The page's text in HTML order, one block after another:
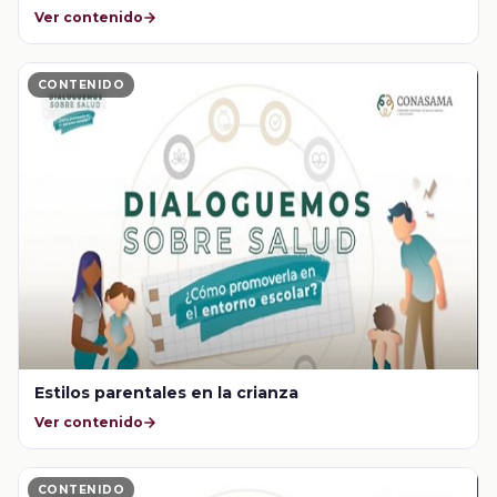
Ver contenido
CONTENIDO
Estilos parentales en la crianza
Ver contenido
CONTENIDO